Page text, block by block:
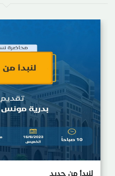
لنبدأ من جديد